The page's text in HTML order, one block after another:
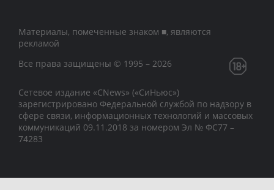
Материалы, помеченные знаком ■, являются
рекламой
Все права защищены © 1995 – 2026
Сетевое издание «CNews» («СиНьюс»)
зарегистрировано Федеральной службой по надзору в
сфере связи, информационных технологий и массовых
коммуникаций 09.11.2018 за номером Эл № ФС77 –
74283